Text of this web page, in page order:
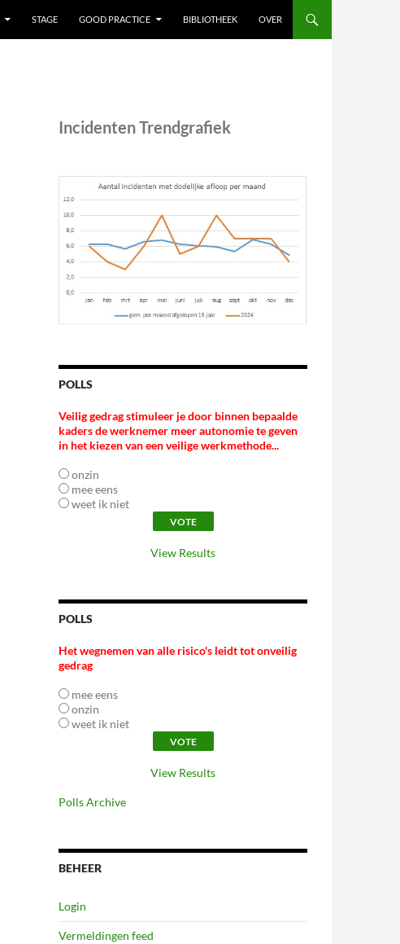
STAGE GOOD PRACTICE BIBLIOTHEEK OVER
Incidenten Trendgrafiek
POLLS
Veilig gedrag stimuleer je door binnen bepaalde
kaders de werknemer meer autonomie te geven
in het kiezen van een veilige werkmethode...
onzin
mee eens
weet ik niet
View Results
POLLS
Het wegnemen van alle risico's leidt tot onveilig
gedrag
mee eens
onzin
weet ik niet
View Results
Polls Archive
BEHEER
Login
Vermeldingen feed